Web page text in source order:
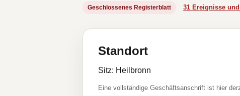
Geschlossenes Registerblatt 31 Ereignisse
Standort
Sitz: Heilbronn
Eine vollständige Geschäftsanschrift ist hier